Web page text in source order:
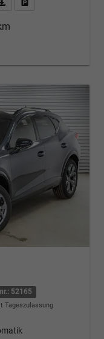
& Angebot anfordern
PDF-Datei, Fahrzeugexposé
52165
Tageszulassung